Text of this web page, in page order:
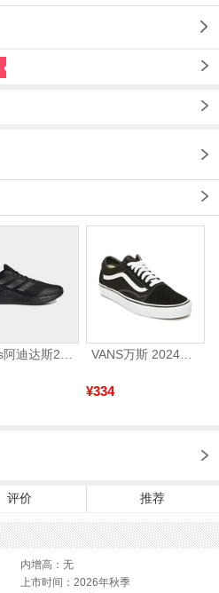
adidas阿迪达斯2025中性edge gamedaySPW FTW-跑步GW2499 VANS万斯 2024年新款中性OldSkool帆布鞋/硫化鞋VN000D3HY28（延续款）
¥334
评价 推荐
内增高：无
上市时间：2026年秋季